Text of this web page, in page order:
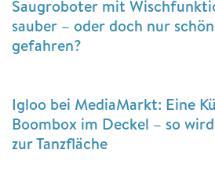
Saugroboter mit
sauber – oder doch nur
gefahren?
Igloo bei MediaMarkt: Eine
Boombox im Deckel – so
zur Tanzfläche